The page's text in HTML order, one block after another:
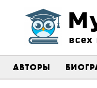
АВТОРЫ